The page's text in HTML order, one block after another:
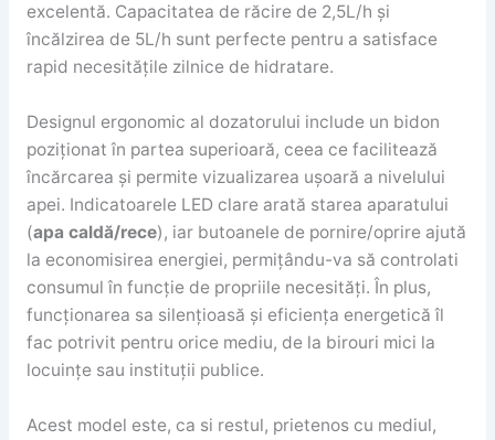
excelentă. Capacitatea de răcire de 2,5L/h și
încălzirea de 5L/h sunt perfecte pentru a satisface
rapid necesitățile zilnice de hidratare.
Designul ergonomic al dozatorului include un bidon
poziționat în partea superioară, ceea ce facilitează
încărcarea și permite vizualizarea ușoară a nivelului
apei. Indicatoarele LED clare arată starea aparatului
(apa caldă/rece), iar butoanele de pornire/oprire ajută
la economisirea energiei, permițându-va să controlati
consumul în funcție de propriile necesități. În plus,
funcționarea sa silențioasă și eficiența energetică îl
fac potrivit pentru orice mediu, de la birouri mici la
locuințe sau instituții publice.
Acest model este, ca si restul, prietenos cu mediul,